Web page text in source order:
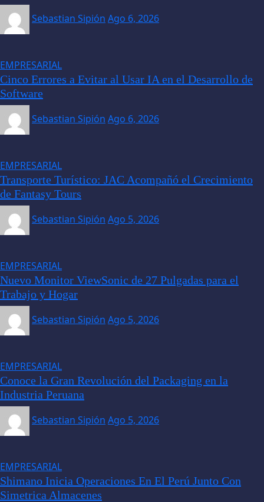
Sebastian Sipión Ago 6, 2026
EMPRESARIAL
Cinco Errores a Evitar al Usar IA en el Desarrollo de
Software
Sebastian Sipión Ago 6, 2026
EMPRESARIAL
Transporte Turístico: JAC Acompañó el Crecimiento
de Fantasy Tours
Sebastian Sipión Ago 5, 2026
EMPRESARIAL
Nuevo Monitor ViewSonic de 27 Pulgadas para el
Trabajo y Hogar
Sebastian Sipión Ago 5, 2026
EMPRESARIAL
Conoce la Gran Revolución del Packaging en la
Industria Peruana
Sebastian Sipión Ago 5, 2026
EMPRESARIAL
Shimano Inicia Operaciones En El Perú Junto Con
Simetrica Almacenes